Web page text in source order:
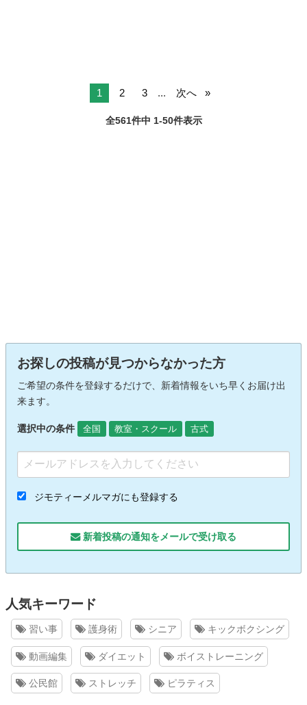
1 2 3 ... 次へ
全561件中 1-50件表示
お探しの投稿が見つからなかった方
ご希望の条件を登録するだけで、新着情報をいち早くお届け出
来ます。
選択中の条件 全国 教室・スクール 古式
ジモティーメルマガにも登録する
新着投稿の通知をメールで受け取る
人気キーワード
習い事 護身術 シニア キックボクシング
動画編集 ダイエット ボイストレーニング
公民館 ストレッチ ピラティス